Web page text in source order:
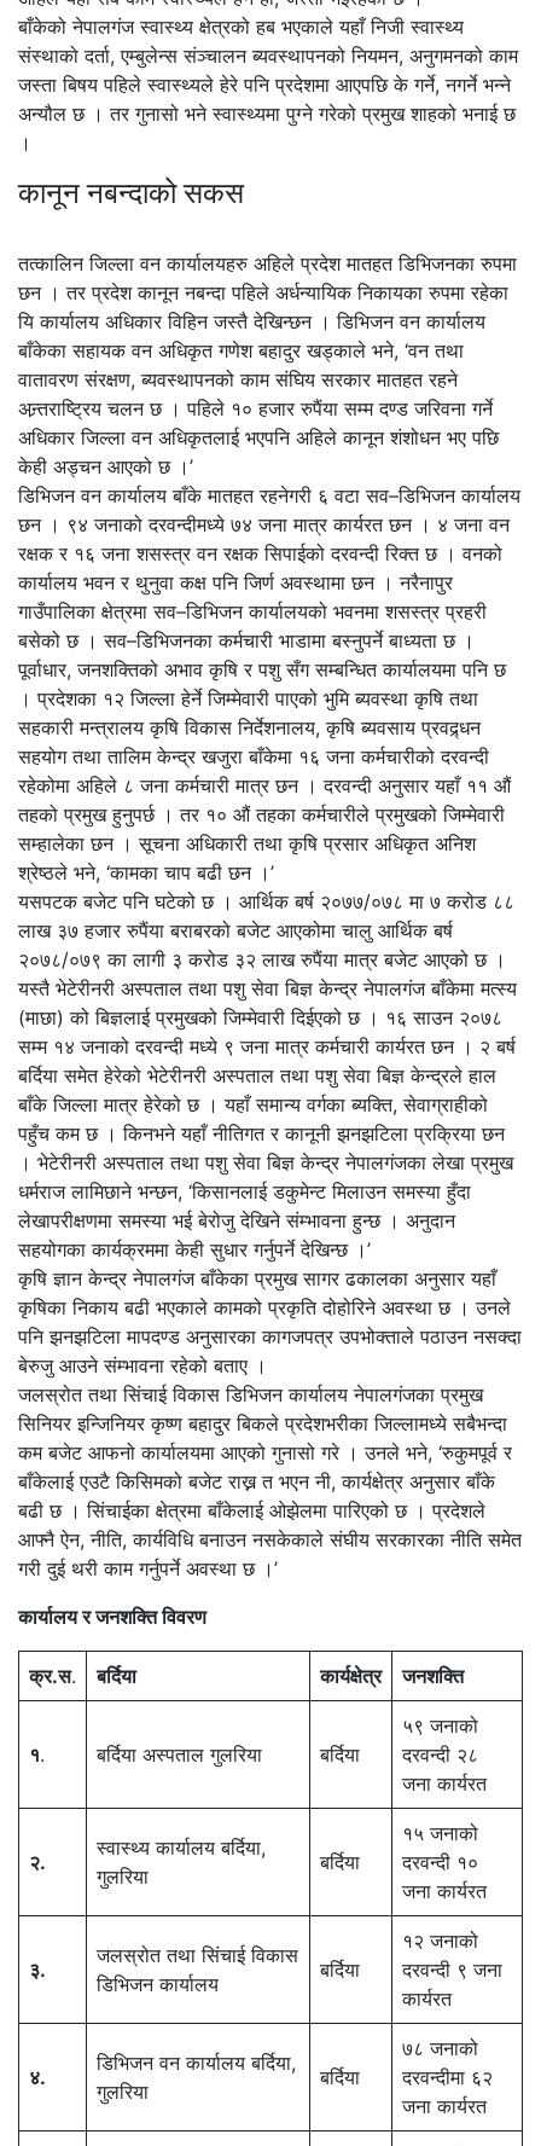
बाँकेको नेपालगंज स्वास्थ्य क्षेत्रको हब भएकाले यहाँ निजी स्वास्थ्य
संस्थाको दर्ता, एम्बुलेन्स संञ्चालन ब्यवस्थापनको नियमन, अनुगमनको काम
जस्ता बिषय पहिले स्वास्थ्यले हेरे पनि प्रदेशमा आएपछि के गर्ने, नगर्ने भन्ने
अन्यौल छ । तर गुनासो भने स्वास्थ्यमा पुग्ने गरेको प्रमुख शाहको भनाई छ
।
कानून नबन्दाको सकस
तत्कालिन जिल्ला वन कार्यालयहरु अहिले प्रदेश मातहत डिभिजनका रुपमा
छन । तर प्रदेश कानून नबन्दा पहिले अर्धन्यायिक निकायका रुपमा रहेका
यि कार्यालय अधिकार विहिन जस्तै देखिन्छन । डिभिजन वन कार्यालय
बाँकेका सहायक वन अधिकृत गणेश बहादुर खड्काले भने, ‘वन तथा
वातावरण संरक्षण, ब्यवस्थापनको काम संघिय सरकार मातहत रहने
अन्र्तराष्ट्रिय चलन छ । पहिले १० हजार रुपैंया सम्म दण्ड जरिवना गर्ने
अधिकार जिल्ला वन अधिकृतलाई भएपनि अहिले कानून शंशोधन भए पछि
केही अड्चन आएको छ ।’
डिभिजन वन कार्यालय बाँके मातहत रहनेगरी ६ वटा सव–डिभिजन कार्यालय
छन । ९४ जनाको दरवन्दीमध्ये ७४ जना मात्र कार्यरत छन । ४ जना वन
रक्षक र १६ जना शसस्त्र वन रक्षक सिपाईको दरवन्दी रिक्त छ । वनको
कार्यालय भवन र थुनुवा कक्ष पनि जिर्ण अवस्थामा छन । नरैनापुर
गाउँपालिका क्षेत्रमा सव–डिभिजन कार्यालयको भवनमा शसस्त्र प्रहरी
बसेको छ । सव–डिभिजनका कर्मचारी भाडामा बस्नुपर्ने बाध्यता छ ।
पूर्वाधार, जनशक्तिको अभाव कृषि र पशु सँग सम्बन्धित कार्यालयमा पनि छ
। प्रदेशका १२ जिल्ला हेर्ने जिम्मेवारी पाएको भुमि ब्यवस्था कृषि तथा
सहकारी मन्त्रालय कृषि विकास निर्देशनालय, कृषि ब्यवसाय प्रवद्र्धन
सहयोग तथा तालिम केन्द्र खजुरा बाँकेमा १६ जना कर्मचारीको दरवन्दी
रहेकोमा अहिले ८ जना कर्मचारी मात्र छन । दरवन्दी अनुसार यहाँ ११ औं
तहको प्रमुख हुनुपर्छ । तर १० औं तहका कर्मचारीले प्रमुखको जिम्मेवारी
सम्हालेका छन । सूचना अधिकारी तथा कृषि प्रसार अधिकृत अनिश
श्रेष्ठले भने, ‘कामका चाप बढी छन ।’
यसपटक बजेट पनि घटेको छ । आर्थिक बर्ष २०७७/०७८ मा ७ करोड ८८
लाख ३७ हजार रुपैंया बराबरको बजेट आएकोमा चालु आर्थिक बर्ष
२०७८/०७९ का लागी ३ करोड ३२ लाख रुपैंया मात्र बजेट आएको छ ।
यस्तै भेटेरीनरी अस्पताल तथा पशु सेवा बिज्ञ केन्द्र नेपालगंज बाँकेमा मत्स्य
(माछा) को बिज्ञलाई प्रमुखको जिम्मेवारी दिईएको छ । १६ साउन २०७८
सम्म १४ जनाको दरवन्दी मध्ये ९ जना मात्र कर्मचारी कार्यरत छन । २ बर्ष
बर्दिया समेत हेरेको भेटेरीनरी अस्पताल तथा पशु सेवा बिज्ञ केन्द्रले हाल
बाँके जिल्ला मात्र हेरेको छ । यहाँ समान्य वर्गका ब्यक्ति, सेवाग्राहीको
पहुँच कम छ । किनभने यहाँ नीतिगत र कानूनी झनझटिला प्रक्रिया छन
। भेटेरीनरी अस्पताल तथा पशु सेवा बिज्ञ केन्द्र नेपालगंजका लेखा प्रमुख
धर्मराज लामिछाने भन्छन, ‘किसानलाई डकुमेन्ट मिलाउन समस्या हुँदा
लेखापरीक्षणमा समस्या भई बेरोजु देखिने संम्भावना हुन्छ । अनुदान
सहयोगका कार्यक्रममा केही सुधार गर्नुपर्ने देखिन्छ ।’
कृषि ज्ञान केन्द्र नेपालगंज बाँकेका प्रमुख सागर ढकालका अनुसार यहाँ
कृषिका निकाय बढी भएकाले कामको प्रकृति दोहोरिने अवस्था छ । उनले
पनि झनझटिला मापदण्ड अनुसारका कागजपत्र उपभोक्ताले पठाउन नसक्दा
बेरुजु आउने संम्भावना रहेको बताए ।
जलस्रोत तथा सिंचाई विकास डिभिजन कार्यालय नेपालगंजका प्रमुख
सिनियर इन्जिनियर कृष्ण बहादुर बिकले प्रदेशभरीका जिल्लामध्ये सबैभन्दा
कम बजेट आफनो कार्यालयमा आएको गुनासो गरे । उनले भने, ‘रुकुमपूर्व र
बाँकेलाई एउटै किसिमको बजेट राख्न त भएन नी, कार्यक्षेत्र अनुसार बाँके
बढी छ । सिंचाईका क्षेत्रमा बाँकेलाई ओझेलमा पारिएको छ । प्रदेशले
आफ्नै ऐन, नीति, कार्यविधि बनाउन नसकेकाले संघीय सरकारका नीति समेत
गरी दुई थरी काम गर्नुपर्ने अवस्था छ ।’
कार्यालय र जनशक्ति विवरण
क्र.स. बर्दिया कार्यक्षेत्र जनशक्ति
१. बर्दिया अस्पताल गुलरिया बर्दिया
५९ जनाको
दरवन्दी २८
जना कार्यरत
२.
स्वास्थ्य कार्यालय बर्दिया,
गुलरिया
बर्दिया
१५ जनाको
दरवन्दी १०
जना कार्यरत
३.
जलस्रोत तथा सिंचाई विकास
डिभिजन कार्यालय
बर्दिया
१२ जनाको
दरवन्दी ९ जना
कार्यरत
४.
डिभिजन वन कार्यालय बर्दिया,
गुलरिया
बर्दिया
७८ जनाको
दरवन्दीमा ६२
जना कार्यरत